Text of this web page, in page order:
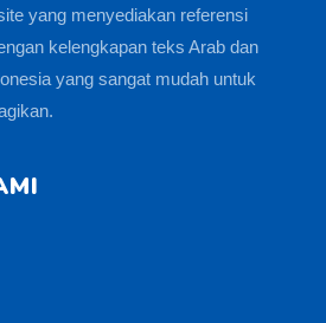
yang menyediakan referensi
kelengkapan teks Arab dan
yang sangat mudah untuk